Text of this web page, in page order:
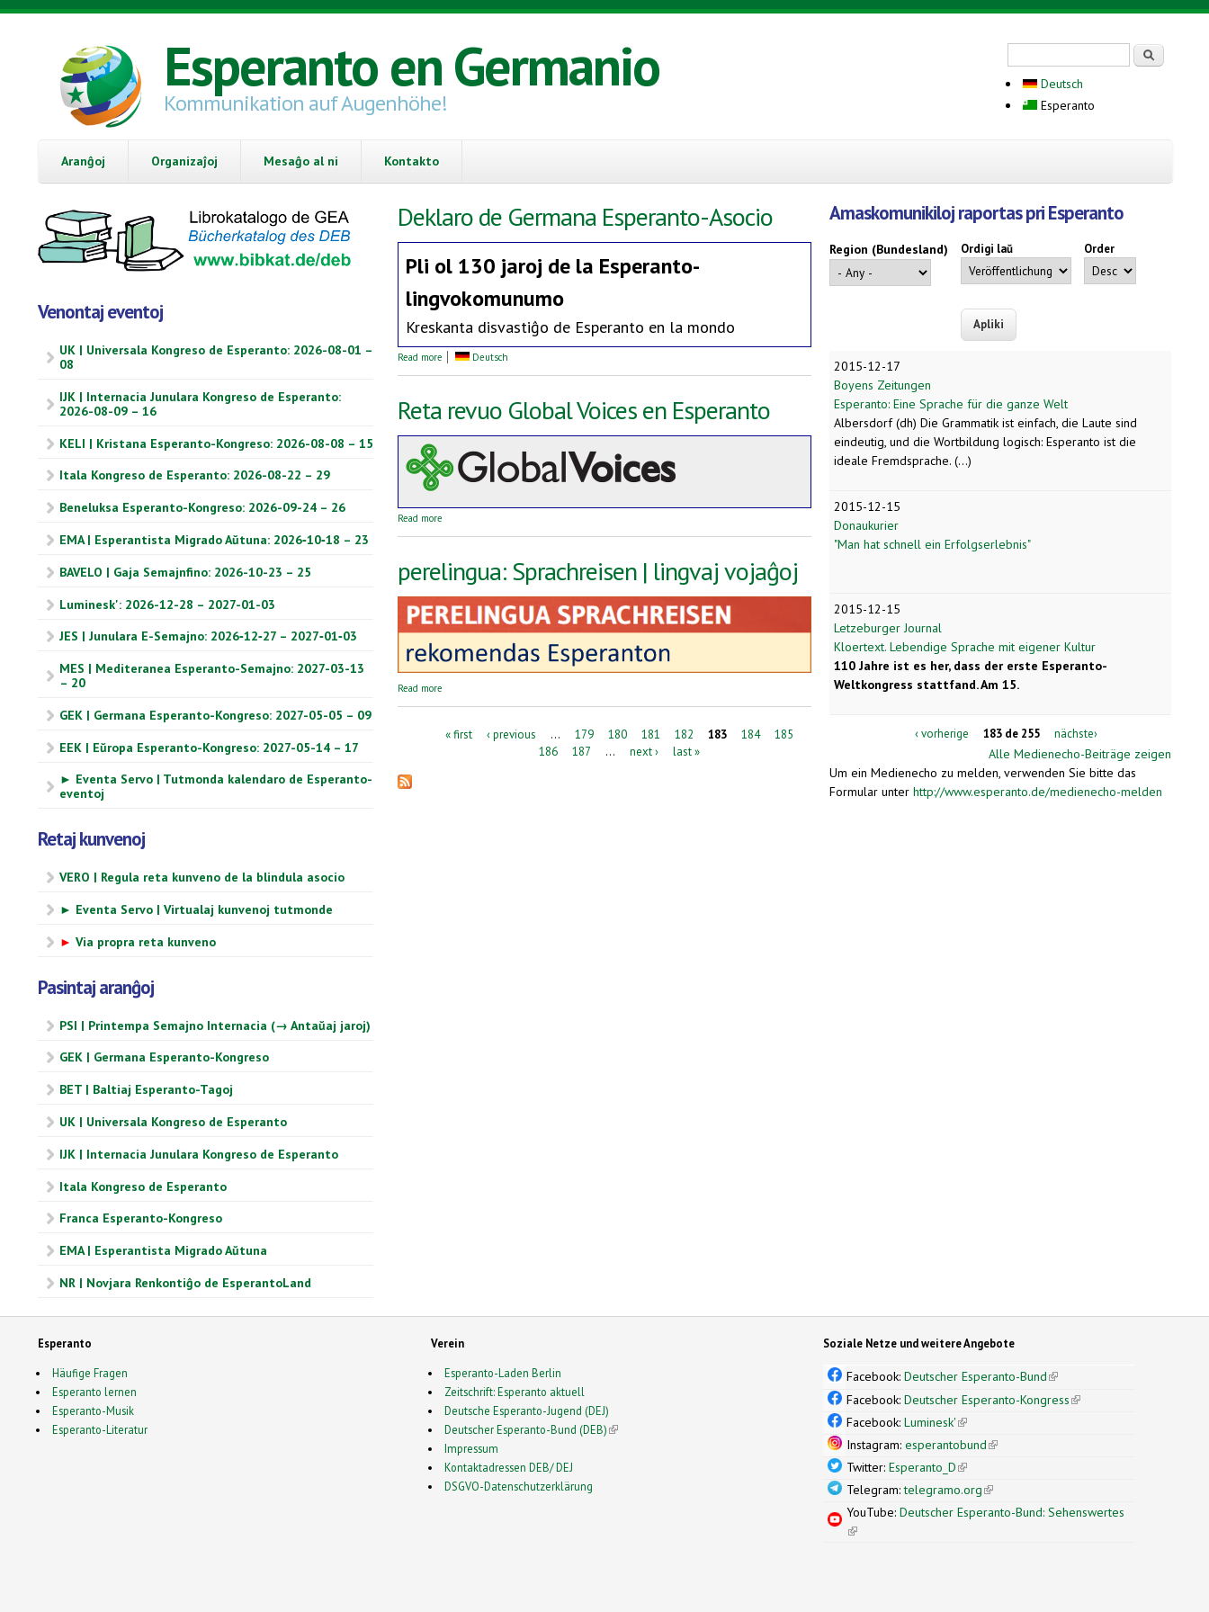
Skip to main content
Esperanto en Germanio
Kommunikation auf Augenhöhe!
Deutsch
Esperanto
Aranĝoj Organizaĵoj Mesaĝo al ni Kontakto
Venontaj eventoj
UK | Universala Kongreso de Esperanto: 2026-08-01 –
08
IJK | Internacia Junulara Kongreso de Esperanto:
2026-08-09 – 16
KELI | Kristana Esperanto-Kongreso: 2026-08-08 – 15
Itala Kongreso de Esperanto: 2026-08-22 – 29
Beneluksa Esperanto-Kongreso: 2026-09-24 – 26
EMA | Esperantista Migrado Aŭtuna: 2026‑10‑18 – 23
BAVELO | Gaja Semajnfino: 2026-10-23 – 25
Luminesk': 2026-12-28 – 2027-01-03
JES | Junulara E-Semajno: 2026‑12‑27 – 2027‑01‑03
MES | Mediteranea Esperanto-Semajno: 2027-03-13
– 20
GEK | Germana Esperanto-Kongreso: 2027-05-05 – 09
EEK | Eŭropa Esperanto-Kongreso: 2027-05-14 – 17
► Eventa Servo | Tutmonda kalendaro de Esperanto-
eventoj
Retaj kunvenoj
VERO | Regula reta kunveno de la blindula asocio
► Eventa Servo | Virtualaj kunvenoj tutmonde
► Via propra reta kunveno
Pasintaj aranĝoj
PSI | Printempa Semajno Internacia (→ Antaŭaj jaroj)
GEK | Germana Esperanto-Kongreso
BET | Baltiaj Esperanto-Tagoj
UK | Universala Kongreso de Esperanto
IJK | Internacia Junulara Kongreso de Esperanto
Itala Kongreso de Esperanto
Franca Esperanto-Kongreso
EMA | Esperantista Migrado Aŭtuna
NR | Novjara Renkontiĝo de EsperantoLand
Deklaro de Germana Esperanto-Asocio
Pli ol 130 jaroj de la Esperanto-
lingvokomunumo
Kreskanta disvastiĝo de Esperanto en la mondo
Read more about Deklaro de Germana Esperanto-Asocio
Deutsch
Reta revuo Global Voices en Esperanto
Read more
perelingua: Sprachreisen | lingvaj vojaĝoj
Read more
Pages« first ‹ previous … 179 180 181 182 183 184
185
186
187 … next › last »
Amaskomunikiloj raportas pri Esperanto
Region (Bundesland) Ordigi laŭ Order
2015-12-17
Boyens Zeitungen
Esperanto: Eine Sprache für die ganze Welt
Albersdorf (dh) Die Grammatik ist einfach, die Laute sind
eindeutig, und die Wortbildung logisch: Esperanto ist die
ideale Fremdsprache. (...)
2015-12-15
Donaukurier
"Man hat schnell ein Erfolgserlebnis"
2015-12-15
Letzeburger Journal
Kloertext. Lebendige Sprache mit eigener Kultur
110 Jahre ist es her, dass der erste Esperanto-
Weltkongress stattfand. Am 15.
‹ vorherige 183 de 255 nächste›
Alle Medienecho-Beiträge zeigen
Um ein Medienecho zu melden, verwenden Sie bitte das
Formular unter http://www.esperanto.de/medienecho-melden
Esperanto
Häufige Fragen
Esperanto lernen
Esperanto-Musik
Esperanto-Literatur
Verein
Esperanto-Laden Berlin
Zeitschrift: Esperanto aktuell
Deutsche Esperanto-Jugend (DEJ)
Deutscher Esperanto-Bund (DEB)(link is external)
Impressum
Kontaktadressen DEB/ DEJ
DSGVO-Datenschutzerklärung
Soziale Netze und weitere Angebote
Facebook:Deutscher Esperanto-Bund(link is external)
Facebook:Deutscher Esperanto-Kongress(link is external)
Facebook:Luminesk'(link is external)
Instagram:esperantobund(link is external)
Twitter:Esperanto_D(link is external)
Telegram:telegramo.org(link is external)
YouTube:Deutscher Esperanto-Bund: Sehenswertes
(link is external)